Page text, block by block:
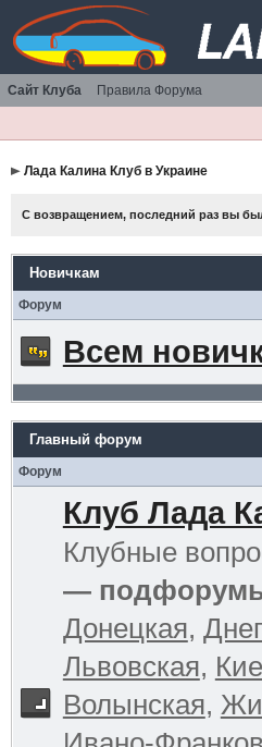
Сайт Клуба Правила Форума
Лада Калина Клуб в Украине
С возвращением, последний раз вы
Новичкам
Форум
Всем
Главный форум
Форум
Клуб Лада
Клубные
—
Донецкая,
Львовская,
Волынская,